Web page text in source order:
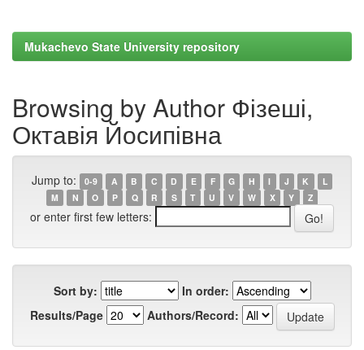
Mukachevo State University repository
Browsing by Author Фізеші,
Октавія Йосипівна
Jump to: 0-9 A B C D E F G H I J K
L
M
N O P Q R S T U V W X Y Z
or enter first few letters:
Sort by:
In order:
Results/Page
Authors/Record: